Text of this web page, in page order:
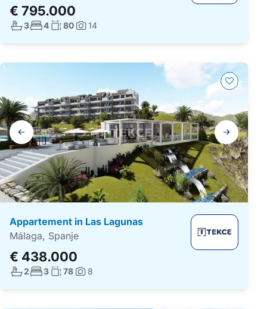
€ 795.000
Aantal badkamers:
3Aantal slaapkamers:
4Woonoppervlakte:
80Foto's:
14
Galerij
navigatie
Appartement in Las Lagunas
Málaga, Spanje
€ 438.000
Aantal badkamers:
2Aantal slaapkamers:
3Woonoppervlakte:
78Foto's:
8